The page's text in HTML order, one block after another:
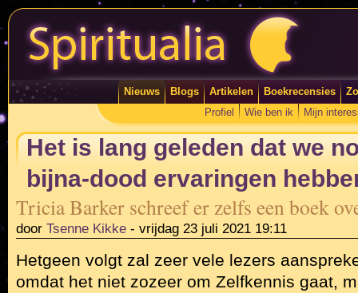
Nieuws Blogs Artikelen Boekrecensies
Profiel
Wie ben ik Mijn
Het is lang geleden dat we
bijna-dood ervaringen
Tricia Barker schreef er zelfs een boek
door Tsenne Kikke - vrijdag 23 juli 2021 19:11
Hetgeen volgt zal zeer vele lezers
omdat het niet zozeer om Zelfkennis gaat,